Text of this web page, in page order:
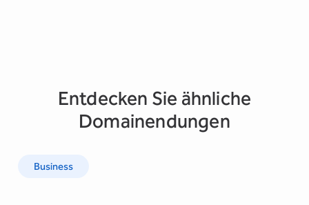
Entdecken Sie ähnliche
Domainendungen
Business